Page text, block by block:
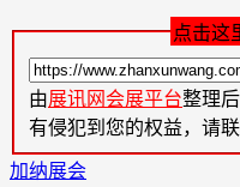
点击这
由展讯网会展平台整理
有侵犯到您的权益，请
加纳展会